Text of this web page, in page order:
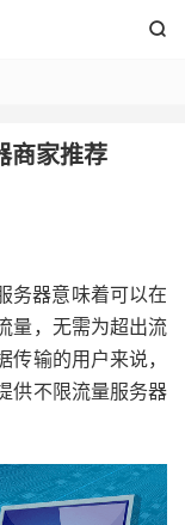

商家推荐
务器意味着可以在
量，无需为超出流
输的用户来说，
供不限流量服务器